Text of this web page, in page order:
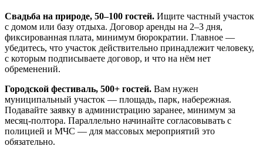
Свадьба на природе, 50–100 гостей. Ищите частный участок
с домом или базу отдыха. Договор аренды на 2–3 дня,
фиксированная плата, минимум бюрократии. Главное —
убедитесь, что участок действительно принадлежит человеку,
с которым подписываете договор, и что на нём нет
обременений.
Городской фестиваль, 500+ гостей. Вам нужен
муниципальный участок — площадь, парк, набережная.
Подавайте заявку в администрацию заранее, минимум за
месяц-полтора. Параллельно начинайте согласовывать с
полицией и МЧС — для массовых мероприятий это
обязательно.